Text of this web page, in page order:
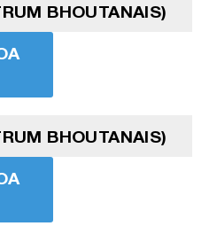
BHOUTANAIS)
BHOUTANAIS)